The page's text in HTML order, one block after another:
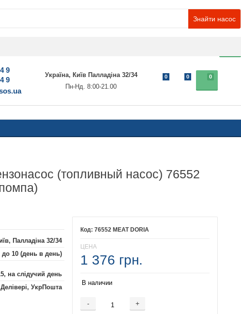
Знайти насос
9
9
Україна, Київ Палладіна 32/34
Пн-Нд. 8:00-21.00
0
0 0
(топливный насос) 76552
76552 MEAT DORIA
ЦЕНА
1 376 грн.
В наличии
- +
Добавляется...
Добавлен
Палладіна 32/34
10 (день в день)
на слідучий день
УкрПошта